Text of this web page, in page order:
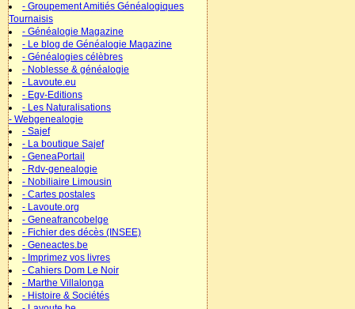
- Groupement Amitiés Généalogiques
Tournaisis
- Généalogie Magazine
- Le blog de Généalogie Magazine
- Généalogies célèbres
- Noblesse & généalogie
- Lavoute.eu
- Egv-Editions
- Les Naturalisations
- Webgenealogie
- Sajef
- La boutique Sajef
- GeneaPortail
- Rdv-genealogie
- Nobiliaire Limousin
- Cartes postales
- Lavoute.org
- Geneafrancobelge
- Fichier des décès (INSEE)
- Geneactes.be
- Imprimez vos livres
- Cahiers Dom Le Noir
- Marthe Villalonga
- Histoire & Sociétés